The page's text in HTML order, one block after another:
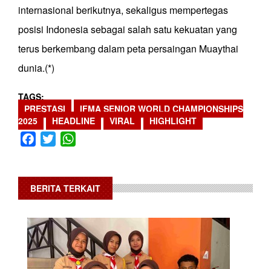
internasional berikutnya, sekaligus mempertegas
posisi Indonesia sebagai salah satu kekuatan yang
terus berkembang dalam peta persaingan Muaythai
dunia.(*)
TAGS
PRESTASI
IFMA SENIOR WORLD CHAMPIONSHIPS
2025
HEADLINE VIRAL HIGHLIGHT
Facebook
Twitter
BERITA TERKAIT